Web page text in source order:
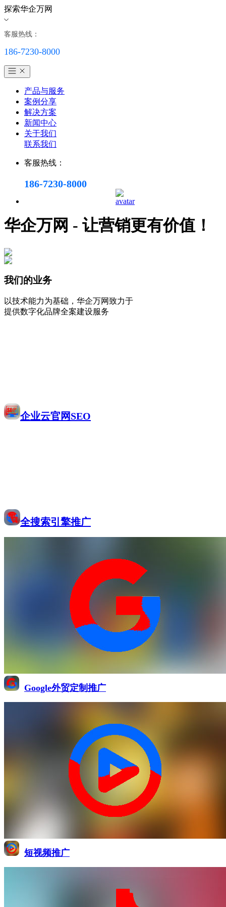
探索华企万网
客服热线：
186-7230-8000
产品与服务
案例分享
解决方案
新闻中心
关于我们
联系我们
客服热线：
186-7230-8000
华企万网 - 让营销更有价值！
我们的业务
以技术能力为基础，华企万网致力于
提供数字化品牌全案建设服务
企业云官网SEO
全搜索引擎推广
Google外贸定制推广
短视频推广